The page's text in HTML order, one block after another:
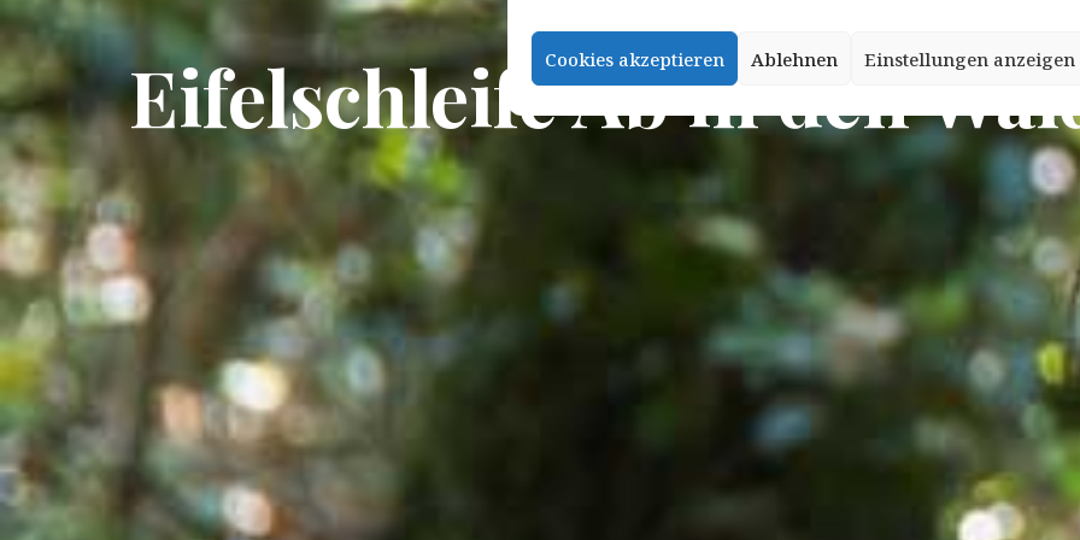
Cookies akzeptieren Ablehnen Einstellungen anzeigen
Eifelschleife Ab in den